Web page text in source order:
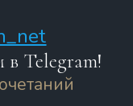
Telegram!